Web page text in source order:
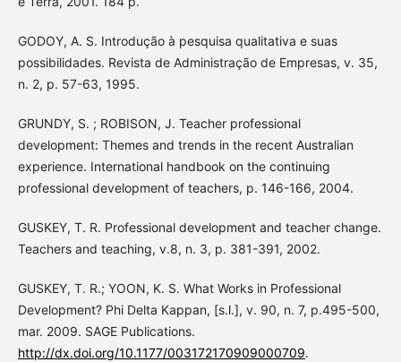
GODOY, A. S. Introdução à pesquisa qualitativa e suas
possibilidades. Revista de Administração de Empresas, v. 35,
n. 2, p. 57-63, 1995.
GRUNDY, S. ; ROBISON, J. Teacher professional
development: Themes and trends in the recent Australian
experience. International handbook on the continuing
professional development of teachers, p. 146-166, 2004.
GUSKEY, T. R. Professional development and teacher change.
Teachers and teaching, v.8, n. 3, p. 381-391, 2002.
GUSKEY, T. R.; YOON, K. S. What Works in Professional
Development? Phi Delta Kappan, [s.l.], v. 90, n. 7, p.495-500,
mar. 2009. SAGE Publications.
http://dx.doi.org/10.1177/003172170909000709.